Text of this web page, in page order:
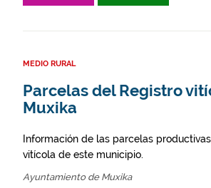
MEDIO RURAL
Parcelas del Registro
Muxika
Información de las parcelas
vitícola de este municipio.
Ayuntamiento de Muxika